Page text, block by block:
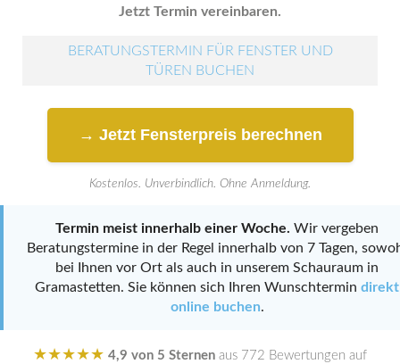
Jetzt Termin vereinbaren.
BERATUNGSTERMIN FÜR FENSTER UND
TÜREN BUCHEN
→ Jetzt Fensterpreis berechnen
Kostenlos. Unverbindlich. Ohne Anmeldung.
Termin meist innerhalb einer Woche. Wir vergeben
Beratungstermine in der Regel innerhalb von 7 Tagen,
bei Ihnen vor Ort als auch in unserem Schauraum in
Gramastetten. Sie können sich Ihren Wunschtermin direkt
online buchen.
★★★★★ 4,9 von 5 Sternen aus 772 Bewertungen auf